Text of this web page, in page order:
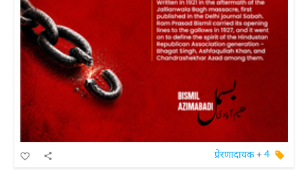
प्रेरणादायक+4